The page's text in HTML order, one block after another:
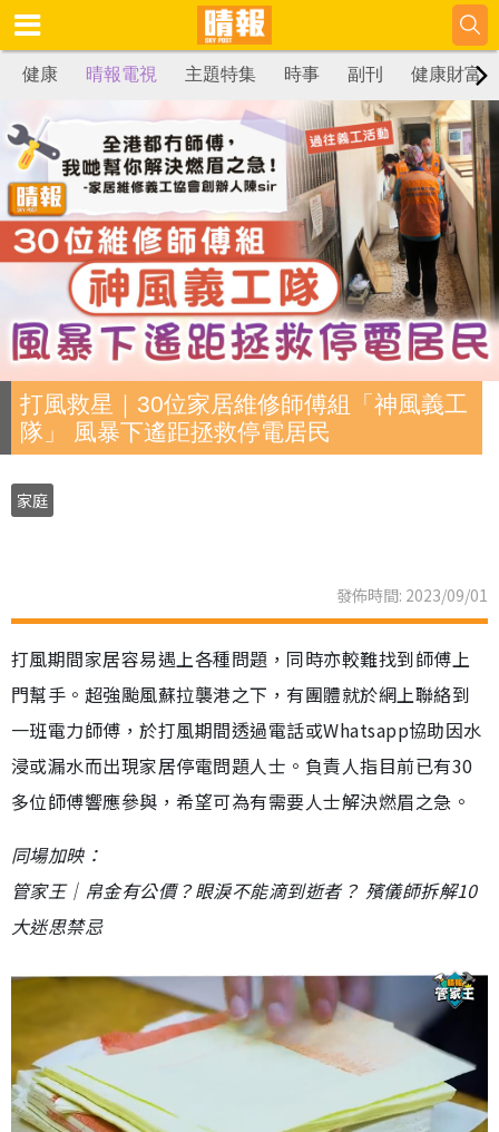
健康 晴報電視 主題特集 時事 副刊 健康財富
打風救星｜30位家居維修師傅組「神風義工
隊」 風暴下遙距拯救停電居民
家庭
發佈時間: 2023/09/01
打風期間家居容易遇上各種問題，同時亦較難找到師傅上
門幫手。超強颱風蘇拉襲港之下，有團體就於網上聯絡到
一班電力師傅，於打風期間透過電話或Whatsapp協助因水
浸或漏水而出現家居停電問題人士。負責人指目前已有30
多位師傅響應參與，希望可為有需要人士解決燃眉之急。
同場加映：
管家王｜帛金有公價？眼淚不能滴到逝者？ 殯儀師拆解10
大迷思禁忌